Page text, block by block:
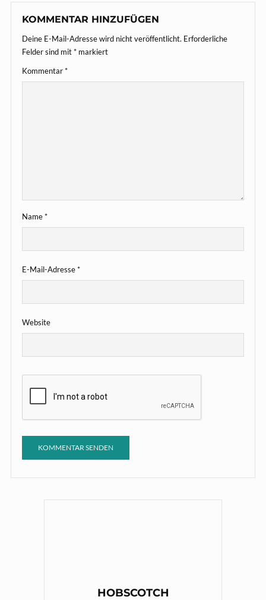
KOMMENTAR HINZUFÜGEN
Deine E-Mail-Adresse wird nicht veröffentlicht. Erforderliche
Felder sind mit* markiert
Kommentar*
Name*
E-Mail-Adresse*
Website
HOBSCOTCH